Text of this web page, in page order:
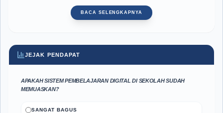
BACA SELENGKAPNYA
JEJAK PENDAPAT
APAKAH SISTEM PEMBELAJARAN DIGITAL DI SEKOLAH SUDAH
MEMUASKAN?
SANGAT BAGUS